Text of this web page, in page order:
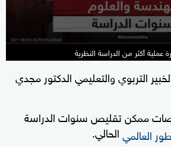
عملية أكثر من الدراسة النظرية
التربوي والتعليمي الدكتور مجدي
ممكن تقليص سنوات الدراسة
العالميالحالي.